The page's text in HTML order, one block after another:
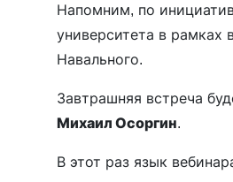
Напомним, по
университета в рамках
Навального.
Завтрашняя встреча
Михаил Осоргин.
В этот раз язык